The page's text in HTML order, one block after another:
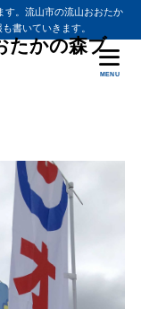
す。流山市の流山おおたか
書いていきます。
たかの森ブ
MENU